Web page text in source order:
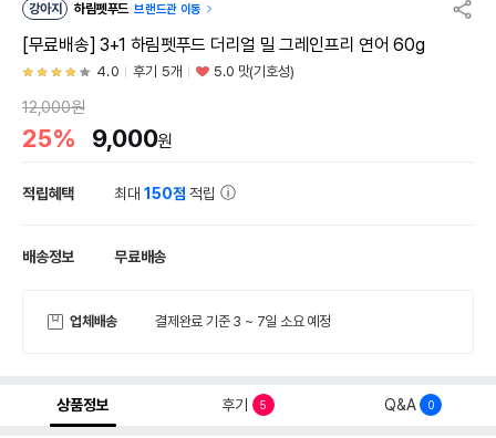
강아지 하림펫푸드 브랜드관 이동
[무료배송] 3+1 하림펫푸드 더리얼 밀 그레인프리 연어 60g
4.0 후기 5개 5.0 맛(기호성)
12,000원
25% 9,000원
적립혜택 최대150점 적립
배송정보 무료배송
업체배송 결제완료 기준 3 ~ 7일 소요 예정
상품정보 후기 5 Q&A 0